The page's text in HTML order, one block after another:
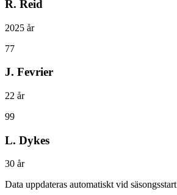
R. Reid
2025 år
77
J. Fevrier
22 år
99
L. Dykes
30 år
Data uppdateras automatiskt vid säsongsstart